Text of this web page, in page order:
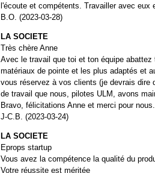
l'écoute et compétents. Travailler avec eux
B.O. (2023-03-28)
LA SOCIETE
Très chère Anne
Avec le travail que toi et ton équipe
matériaux de pointe et les plus adaptés et
vous réservez à vos clients (je devrais dire
de travail que nous, pilotes ULM, avons
Bravo, félicitations Anne et merci pour nous.
J-C.B. (2023-03-24)
LA SOCIETE
Eprops startup
Vous avez la compétence la qualité du
Votre réussite est méritée